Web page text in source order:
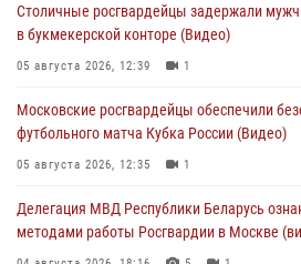
Столичные росгвардейцы задержали
в букмекерской конторе (Видео)
05 августа 2026, 12:39 1
Московские росгвардейцы обеспечили
футбольного матча Кубка России (Видео)
05 августа 2026, 12:35 1
Делегация МВД Республики Беларусь
методами работы Росгвардии в Москве